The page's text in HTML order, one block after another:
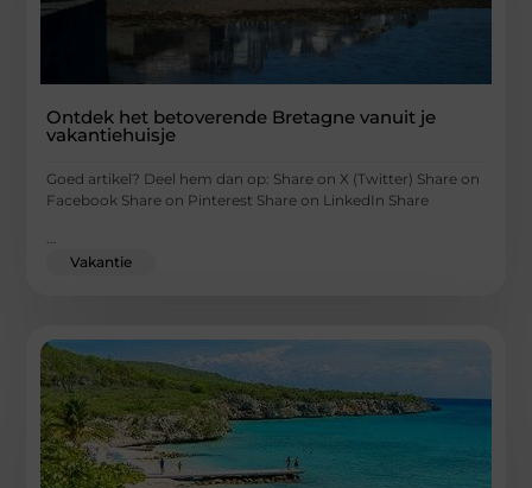
Ontdek het betoverende Bretagne vanuit je
vakantiehuisje
Goed artikel? Deel hem dan op: Share on X (Twitter) Share on
Facebook Share on Pinterest Share on LinkedIn Share
...
Vakantie